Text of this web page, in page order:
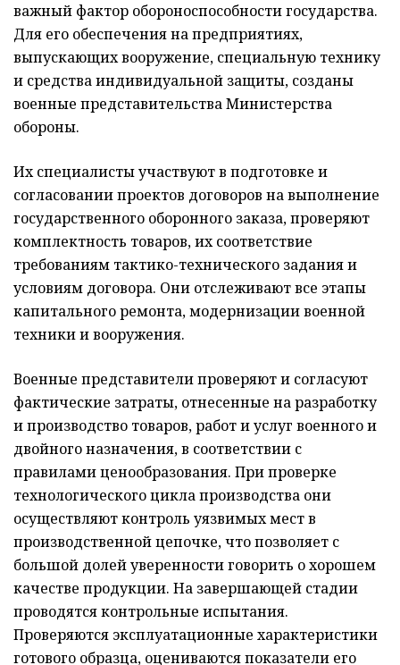
важный фактор обороноспособности государства.
Для его обеспечения на предприятиях,
выпускающих вооружение, специальную технику
и средства индивидуальной защиты, созданы
военные представительства Министерства
обороны.
Их специалисты участвуют в подготовке и
согласовании проектов договоров на выполнение
государственного оборонного заказа, проверяют
комплектность товаров, их соответствие
требованиям тактико-технического задания и
условиям договора. Они отслеживают все этапы
капитального ремонта, модернизации военной
техники и вооружения.
Военные представители проверяют и согласуют
фактические затраты, отнесенные на разработку
и производство товаров, работ и услуг военного и
двойного назначения, в соответствии с
правилами ценообразования. При проверке
технологического цикла производства они
осуществляют контроль уязвимых мест в
производственной цепочке, что позволяет с
большой долей уверенности говорить о хорошем
качестве продукции. На завершающей стадии
проводятся контрольные испытания.
Проверяются эксплуатационные характеристики
готового образца, оцениваются показатели его